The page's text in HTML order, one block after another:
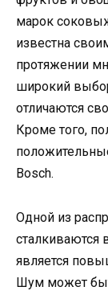
марок
известна
протяжении
широкий
отличаются
Кроме того,
Bosch.
Одной из
является
Шум может